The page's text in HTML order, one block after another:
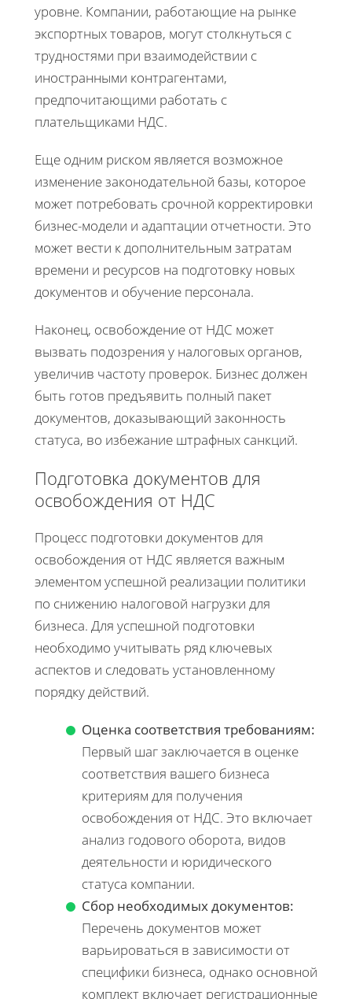
уровне. Компании, работающие на рынке
экспортных товаров, могут столкнуться с
трудностями при взаимодействии с
иностранными контрагентами,
предпочитающими работать с
плательщиками НДС.
Еще одним риском является возможное
изменение законодательной базы, которое
может потребовать срочной корректировки
бизнес-модели и адаптации отчетности. Это
может вести к дополнительным затратам
времени и ресурсов на подготовку новых
документов и обучение персонала.
Наконец, освобождение от НДС может
вызвать подозрения у налоговых органов,
увеличив частоту проверок. Бизнес должен
быть готов предъявить полный пакет
документов, доказывающий законность
статуса, во избежание штрафных санкций.
Подготовка документов для
освобождения от НДС
Процесс подготовки документов для
освобождения от НДС является важным
элементом успешной реализации политики
по снижению налоговой нагрузки для
бизнеса. Для успешной подготовки
необходимо учитывать ряд ключевых
аспектов и следовать установленному
порядку действий.
Оценка соответствия требованиям:
Первый шаг заключается в оценке
соответствия вашего бизнеса
критериям для получения
освобождения от НДС. Это включает
анализ годового оборота, видов
деятельности и юридического
статуса компании.
Сбор необходимых документов:
Перечень документов может
варьироваться в зависимости от
специфики бизнеса, однако основной
комплект включает регистрационные